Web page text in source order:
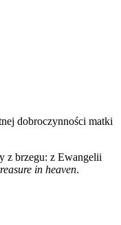
dobroczynności matki
z brzegu: z Ewangelii
in heaven.